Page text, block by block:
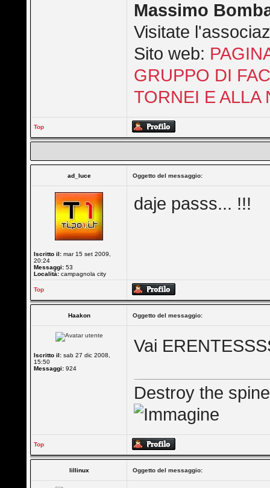
Massimo
Visitate
Sito web:
GRUPPO DI
TORNEI E ALLA
Top
ad_luce Oggetto del messaggio:
Iscritto il: mar 15 set 2009,
20:24
Messaggi: 53
Località: campagnola city
daje passs... !!!
Top
Haakon Oggetto del messaggio:
Iscritto il: sab 27 dic 2008,
15:50
Messaggi: 924
Vai
Destroy the
Top
lillinux Oggetto del messaggio: